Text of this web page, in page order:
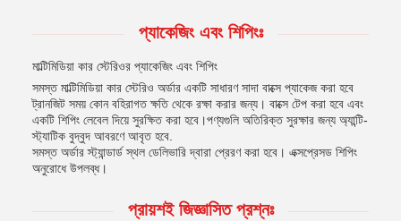
প্যাকেজিং এবং শিপিংঃ
মাল্টিমিডিয়া কার স্টেরিওর প্যাকেজিং এবং শিপিং
সমস্ত মাল্টিমিডিয়া কার স্টেরিও অর্ডার একটি সাধারণ সাদা বাক্সে প্যাকেজ করা হবে
ট্রানজিট সময় কোন বহিরাগত ক্ষতি থেকে রক্ষা করার জন্য। বাক্সে টেপ করা হবে এবং
একটি শিপিং লেবেল দিয়ে সুরক্ষিত করা হবে।পণ্যগুলি অতিরিক্ত সুরক্ষার জন্য অ্যান্টি-
স্ট্যাটিক বুদ্বুদ আবরণে আবৃত হবে.
সমস্ত অর্ডার স্ট্যান্ডার্ড স্থল ডেলিভারি দ্বারা প্রেরণ করা হবে। এক্সপ্রেসড শিপিং
অনুরোধে উপলব্ধ।
প্রায়শই জিজ্ঞাসিত প্রশ্নঃ